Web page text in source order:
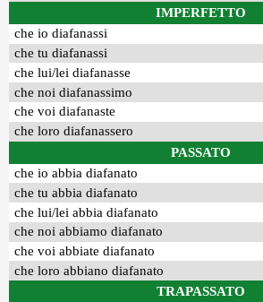
IMPERFETTO
che io diafanassi
che tu diafanassi
che lui/lei diafanasse
che noi diafanassimo
che voi diafanaste
che loro diafanassero
PASSATO
che io abbia diafanato
che tu abbia diafanato
che lui/lei abbia diafanato
che noi abbiamo diafanato
che voi abbiate diafanato
che loro abbiano diafanato
TRAPASSATO